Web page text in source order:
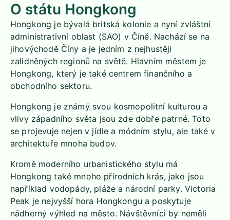
O státu Hongkong
Hongkong je bývalá britská kolonie a nyní zvláštní
administrativní oblast (SAO) v Číně. Nachází se na
jihovýchodě Číny a je jedním z nejhustěji
zalidněných regionů na světě. Hlavním městem je
Hongkong, který je také centrem finančního a
obchodního sektoru.
Hongkong je známý svou kosmopolitní kulturou a
vlivy západního světa jsou zde dobře patrné. Toto
se projevuje nejen v jídle a módním stylu, ale také v
architektuře mnoha budov.
Kromě moderního urbanistického stylu má
Hongkong také mnoho přírodních krás, jako jsou
například vodopády, pláže a národní parky. Victoria
Peak je nejvyšší hora Hongkongu a poskytuje
nádherný výhled na město. Návštěvníci by neměli